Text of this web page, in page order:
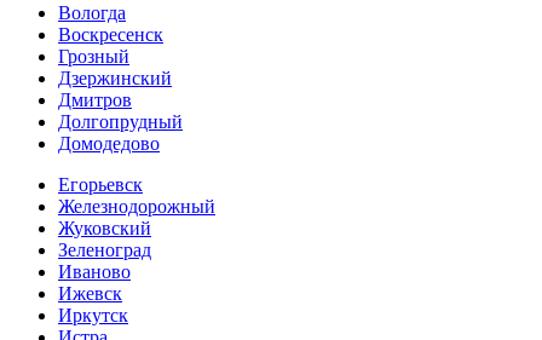
Вологда
Воскресенск
Грозный
Дзержинский
Дмитров
Долгопрудный
Домодедово
Егорьевск
Железнодорожный
Жуковский
Зеленоград
Иваново
Ижевск
Иркутск